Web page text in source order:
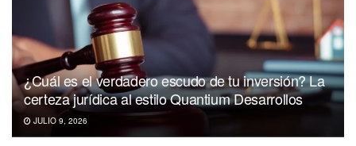
¿Cuál es el verdadero escudo de tu inversión? La
certeza jurídica al estilo Quantium Desarrollos
JULIO 9, 2026